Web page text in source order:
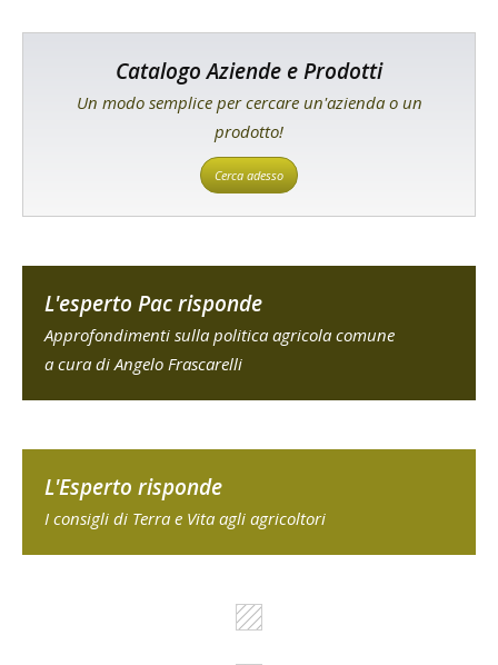
Catalogo Aziende e Prodotti
Un modo semplice per cercare un'azienda o un
prodotto!
Cerca adesso
L'esperto Pac risponde
Approfondimenti sulla politica agricola comune
a cura di Angelo Frascarelli
L'Esperto risponde
I consigli di Terra e Vita agli agricoltori